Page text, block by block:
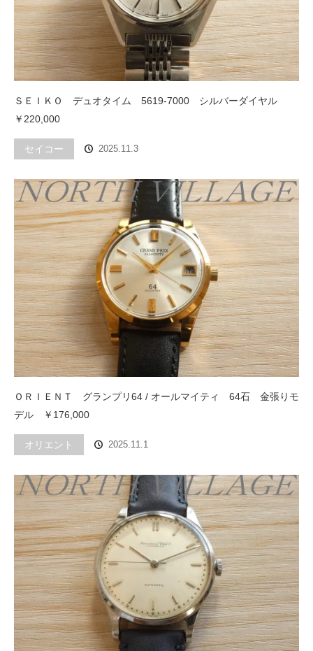
ＳＥＩＫＯ デュオタイム 5619-7000 シルバーダイヤル
￥220,000
セイコー 2025.11.3
ＯＲＩＥＮＴ グランプリ64 / オールマイティ 64石 金張りモ
デル ￥176,000
オリエント 2025.11.1